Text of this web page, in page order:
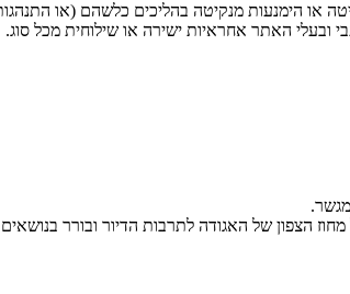
או הימנעות מנקיטה בהליכים כלשהם (או
ובעלי האתר אחראיות ישירה או שילוחית מכל סוג.
הצפון של האגודה לתרבות הדיור ובורר